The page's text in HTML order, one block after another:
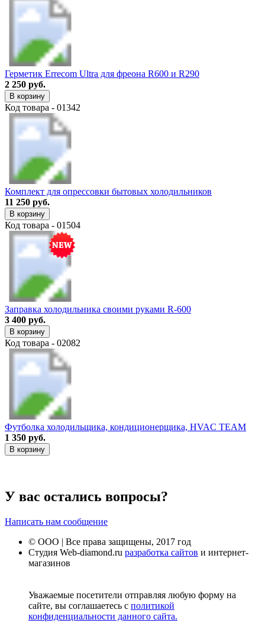
Герметик Errecom Ultra для фреона R600 и R290
2 250 руб.
В корзину
Код товара - 01342
Комплект для опрессовки бытовых холодильников
11 250 руб.
В корзину
Код товара - 01504
Заправка холодильника своими руками R-600
3 400 руб.
В корзину
Код товара - 02082
Футболка холодильщика, кондиционерщика, HVAC TEAM
1 350 руб.
В корзину
У вас остались вопросы?
Написать нам сообщение
© ООО | Все права защищены, 2017 год
Студия Web-diamond.ru разработка сайтов и интернет-
магазинов
Уважаемые посетители отправляя любую форму на
сайте, вы соглашаетесь с политикой
конфиденциальности данного сайта.